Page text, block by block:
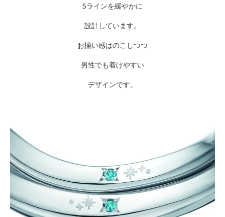
Sラインを緩やかに
設計しています。
お揃い感はのこしつつ
男性でも着けやすい
デザインです。